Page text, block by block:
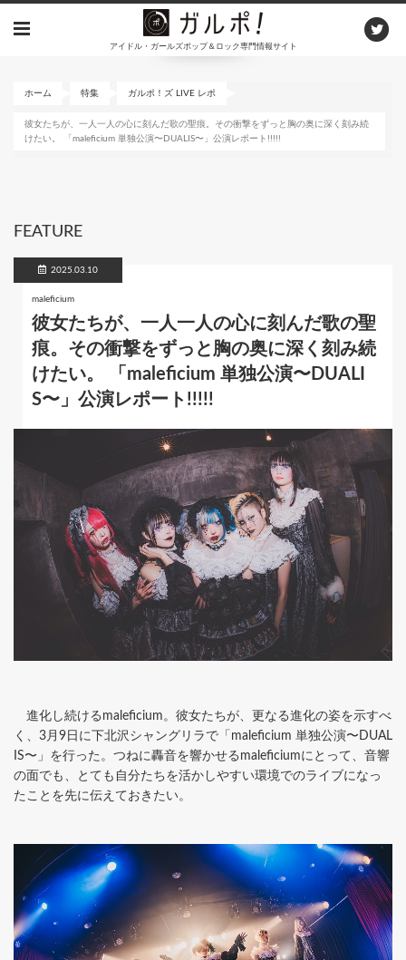
アイドル・ガールズポップ＆ロック専門情報サイト
ホーム 特集 ガルポ！ズ LIVE レポ
彼女たちが、一人一人の心に刻んだ歌の聖痕。その衝撃をずっと胸の奥に深く刻み続
けたい。 「maleficium 単独公演〜DUALIS〜」公演レポート!!!!!
FEATURE
2025.03.10
maleficium
彼女たちが、一人一人の心に刻んだ歌の聖
痕。その衝撃をずっと胸の奥に深く刻み続
けたい。 「maleficium 単独公演〜DUALI
S〜」公演レポート!!!!!
進化し続けるmaleficium。彼女たちが、更なる進化の姿を示すべ
く、3月9日に下北沢シャングリラで「maleficium 単独公演〜DUAL
IS〜」を行った。つねに轟音を響かせるmaleficiumにとって、音響
の面でも、とても自分たちを活かしやすい環境でのライブになっ
たことを先に伝えておきたい。